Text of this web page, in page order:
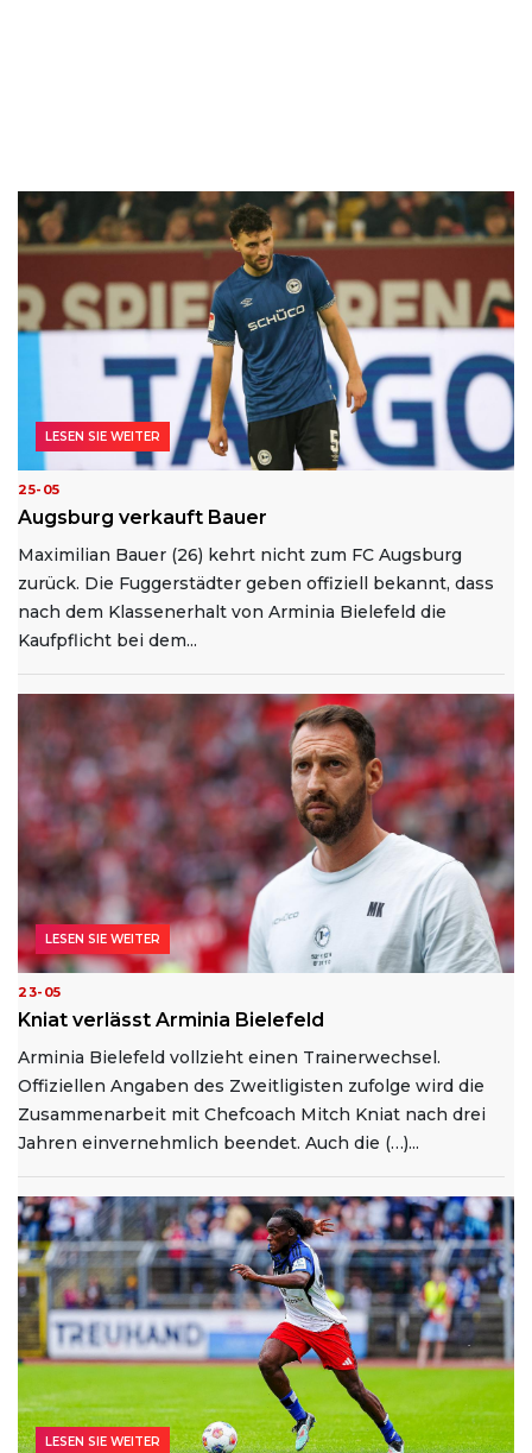
25-05
Augsburg verkauft Bauer
Maximilian Bauer (26) kehrt nicht zum FC Augsburg
zurück. Die Fuggerstädter geben offiziell bekannt, dass
nach dem Klassenerhalt von Arminia Bielefeld die
Kaufpflicht bei dem...
LESEN SIE WEITER
23-05
Kniat verlässt Arminia Bielefeld
Arminia Bielefeld vollzieht einen Trainerwechsel.
Offiziellen Angaben des Zweitligisten zufolge wird die
Zusammenarbeit mit Chefcoach Mitch Kniat nach drei
Jahren einvernehmlich beendet. Auch die (…)...
LESEN SIE WEITER
LESEN SIE WEITER